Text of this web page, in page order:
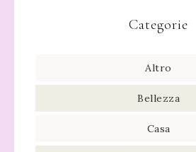
Categorie
Altro
Bellezza
Casa